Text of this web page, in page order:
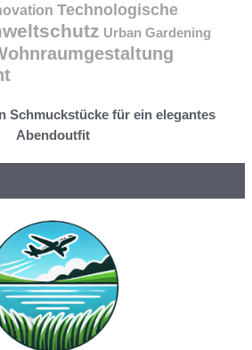
Technologische
Urban Gardening
Schmuckstücke für ein elegantes
Abendoutfit